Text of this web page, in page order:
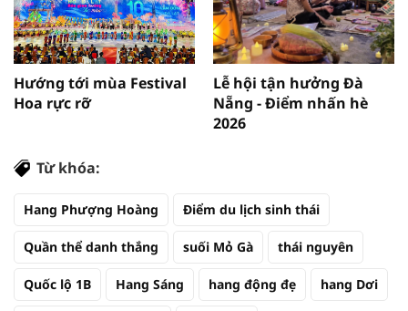
Hướng tới mùa Festival
Hoa rực rỡ
Lễ hội tận hưởng Đà
Nẵng - Điểm nhấn hè
2026
Từ khóa:
Hang Phượng Hoàng Điểm du lịch sinh thái
Quần thể danh thắng suối Mỏ Gà thái nguyên
Quốc lộ 1B Hang Sáng hang động đẹ hang Dơi